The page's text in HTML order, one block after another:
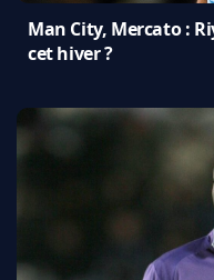
Man City, Mercato :
cet hiver ?